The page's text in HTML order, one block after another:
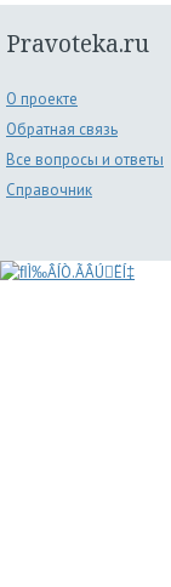
Pravoteka.ru
О проекте
Обратная связь
Все вопросы и ответы
Справочник